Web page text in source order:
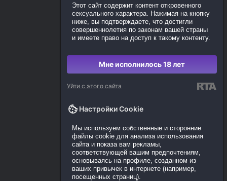
Этот сайт содержит контент откровенного
сексуального характера. Нажимая на кнопку
ниже, вы подтверждаете, что достигли
совершеннолетия по законам вашей страны
и имеете право на доступ к такому контенту.
Мне исполнилось 18 лет
Уйти с этого сайта
Настройки Cookie
Мы используем собственные и сторонние
файлы cookie для анализа использования
сайта и показа вам рекламы,
соответствующей вашим предпочтениям,
основываясь на профиле, созданном из
ваших привычек в интернете (например,
посещенных страниц).